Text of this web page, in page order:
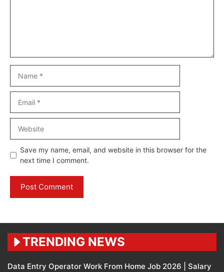
Save my name, email, and website in this browser for the
next time I comment.
TRENDING NEWS
Data Entry Operator Work From Home Job 2026 | Salary